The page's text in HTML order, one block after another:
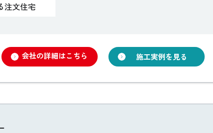
注文住宅
会社の詳細はこちら 施工実例を見る